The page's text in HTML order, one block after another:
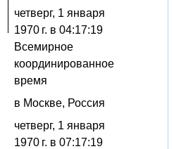
четверг, 1 января
1970 г. в 04:17:19
Всемирное
координированное
время
в Москве, Россия
четверг, 1 января
1970 г. в 07:17:19